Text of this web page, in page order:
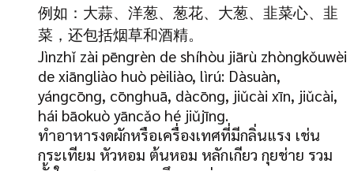
例如：大蒜、洋葱、葱花、大葱、韭菜心、韭
菜，还包括烟草和酒精。
Jìnzhǐ zài pēngrèn de shíhòu jiārù zhòngkǒuwèi
de xiāngliào huò pèiliào, lìrú: Dàsuàn,
yángcōng, cōnghuā, dàcōng, jiǔcài xīn, jiǔcài,
hái bāokuò yāncǎo hé jiǔjīng.
ทำอาหารงดผักหรือเครื่องเทศที่มีกลิ่นแรง เช่น
กระเทียม หัวหอม ต้นหอม หลักเกียว กุยช่าย รวม